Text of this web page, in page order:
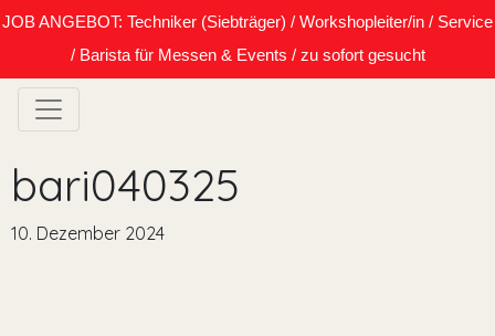
JOB ANGEBOT: Techniker (Siebträger) / Workshopleiter/in / Service
/ Barista für Messen & Events / zu sofort gesucht
bari040325
10. Dezember 2024